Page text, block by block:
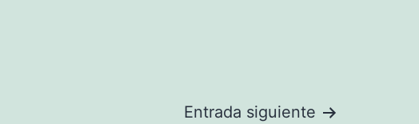
Entrada siguiente